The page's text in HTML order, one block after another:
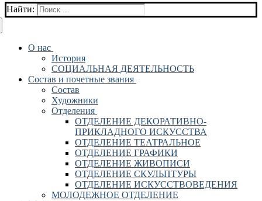
Найти:
О нас
История
СОЦИАЛЬНАЯ ДЕЯТЕЛЬНОСТЬ
Состав и почетные звания
Состав
Художники
Отделения
ОТДЕЛЕНИЕ ДЕКОРАТИВНО-
ПРИКЛАДНОГО ИСКУССТВА
ОТДЕЛЕНИЕ ТЕАТРАЛЬНОЕ
ОТДЕЛЕНИЕ ГРАФИКИ
ОТДЕЛЕНИЕ ЖИВОПИСИ
ОТДЕЛЕНИЕ СКУЛЬПТУРЫ
ОТДЕЛЕНИЕ ИСКУССТВОВЕДЕНИЯ
МОЛОДЕЖНОЕ ОТДЕЛЕНИЕ